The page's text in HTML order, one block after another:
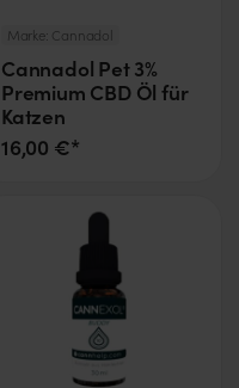
Marke: Cannadol
Cannadol Pet 3%
Premium CBD Öl für
Katzen
16,00 €*